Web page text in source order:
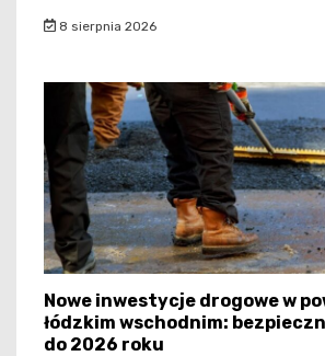
8 sierpnia 2026
Nowe inwestycje drogowe w
łódzkim wschodnim:
do 2026 roku